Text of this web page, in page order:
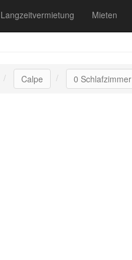
Langzeitvermietung Mieten
Calpe 0 Schlafzimmer